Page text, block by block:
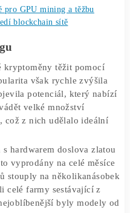
V.
Je éra
se vybaví
kde jsou seřazeny
dlouhá léta symbolem
se dnes situace výrazně
zcela zemřel, není